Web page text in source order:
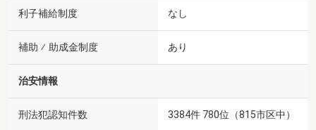
利子補給制度 なし
補助 ⁄ 助成金制度 あり
治安情報
刑法犯認知件数 3384件 780位（815市区中）